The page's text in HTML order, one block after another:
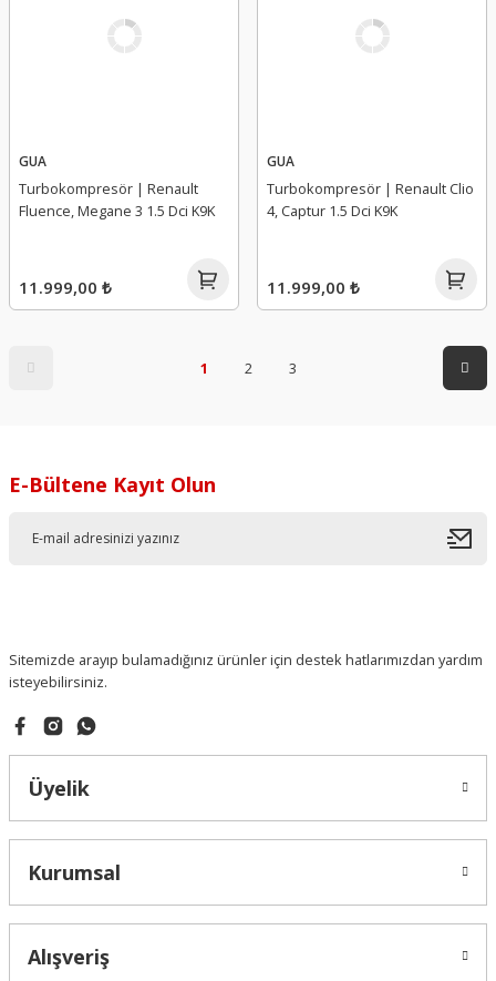
GUA
Turbokompresör | Renault
Fluence, Megane 3 1.5 Dci K9K
11.999,00 ₺
GUA
Turbokompresör | Renault Clio
4, Captur 1.5 Dci K9K
11.999,00 ₺
1 2 3
E-Bültene Kayıt Olun
Sitemizde arayıp bulamadığınız ürünler için destek hatlarımızdan yardım
isteyebilirsiniz.
Üyelik
Kurumsal
Alışveriş